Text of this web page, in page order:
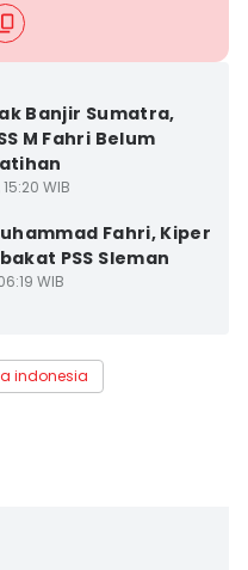
Banjir Sumatra,
M Fahri Belum
WIB
Fahri, Kiper
PSS Sleman
WIB
indonesia